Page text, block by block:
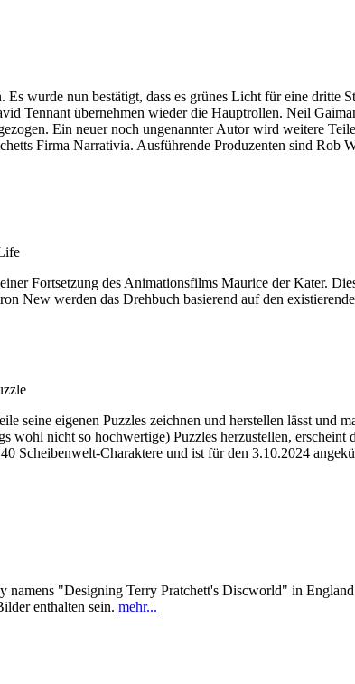
Es wurde nun bestätigt, dass es grünes Licht für eine
Tennant übernehmen wieder die Hauptrollen. Neil
Ein neuer noch ungenannter Autor wird weitere
Firma Narrativia. Ausführende Produzenten sind Rob
Fortsetzung des Animationsfilms Maurice der Kater.
New werden das Drehbuch basierend auf den
seine eigenen Puzzles zeichnen und herstellen lässt und
wohl nicht so hochwertige) Puzzles herzustellen,
Scheibenwelt-Charaktere und ist für den 3.10.2024
"Designing Terry Pratchett's Discworld" in
enthalten sein. mehr...